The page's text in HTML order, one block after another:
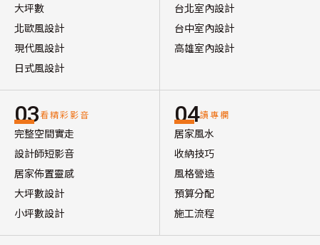
大坪數
北歐風設計
現代風設計
日式風設計
台北室內設計
台中室內設計
高雄室內設計
03看精彩影音
完整空間實走
設計師短影音
居家佈置靈感
大坪數設計
小坪數設計
04讀專欄
居家風水
收納技巧
風格營造
預算分配
施工流程